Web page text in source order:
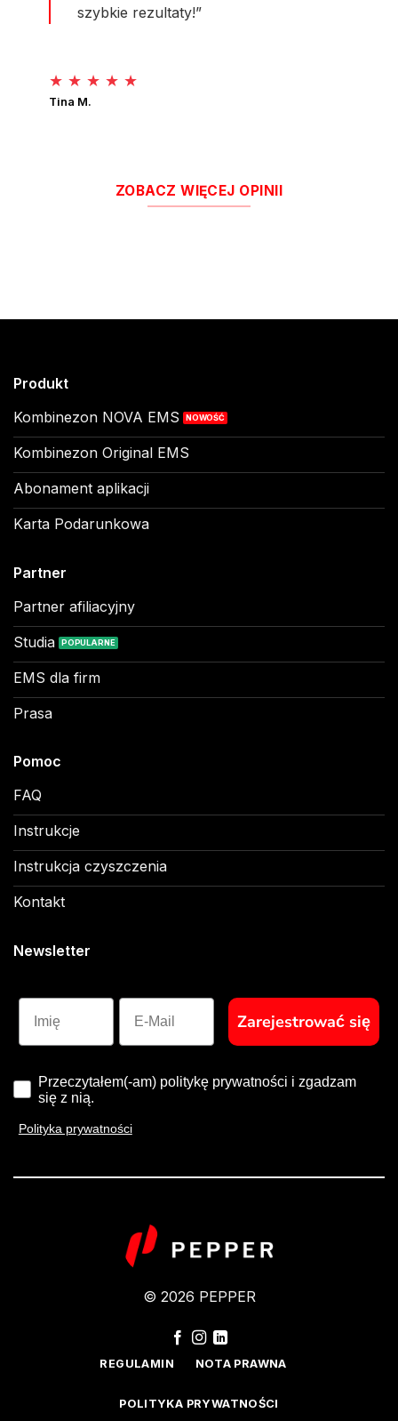
szybkie rezultaty!”
★ ★ ★ ★ ★
Tina M.
ZOBACZ WIĘCEJ OPINII
Produkt
Kombinezon NOVA EMS
Kombinezon Original EMS
Abonament aplikacji
Karta Podarunkowa
Partner
Partner afiliacyjny
Studia
EMS dla firm
Prasa
Pomoc
FAQ
Instrukcje
Instrukcja czyszczenia
Kontakt
Newsletter
Imię E-Mail
Zarejestrować się
Przeczytałem(-am) politykę prywatności i zgadzam
się z nią.
Polityka prywatności
© 2026 PEPPER
REGULAMIN NOTA PRAWNA
POLITYKA PRYWATNOŚCI